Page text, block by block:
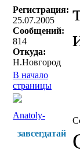
Регистрация:
25.07.2005
Сообщений:
814
Откуда:
Н.Новгород
В начало
страницы
Anatoly-
завсегдатай